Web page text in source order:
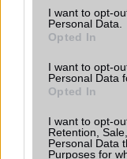
consent section.
I want to opt-
Personal Data.
Opted In
I want to opt-
Personal Data
Opted In
I want to opt-
Retention,
Personal Data
Purposes for
rántja
A szeptemberi
mellett a régóta
bemutatkozhat,
találgatások